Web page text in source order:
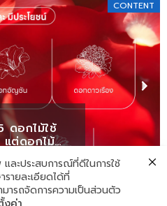
CONTENT
ดอกไม้ใช้
แต่ดอกไม้
รมชาติ ช่วย
ละประสบการณ์ที่ดีในการใช้
ายละเอียดได้ที่
มารถจัดการความเป็นส่วนตัว